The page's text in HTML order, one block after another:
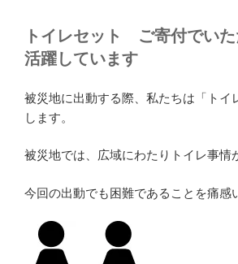
トイレセット ご寄付でい
活躍しています
被災地に出動する際、私たちは「トイ
します。
被災地では、広域にわたりトイレ事情
今回の出動でも困難であることを痛感